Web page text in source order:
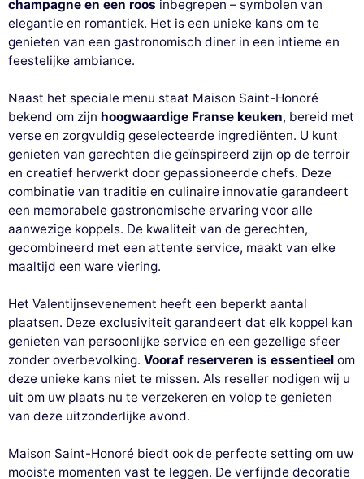
champagne en een roos inbegrepen – symbolen van
elegantie en romantiek. Het is een unieke kans om te
genieten van een gastronomisch diner in een intieme en
feestelijke ambiance.
Naast het speciale menu staat Maison Saint-Honoré
bekend om zijn hoogwaardige Franse keuken, bereid met
verse en zorgvuldig geselecteerde ingrediënten. U kunt
genieten van gerechten die geïnspireerd zijn op de terroir
en creatief herwerkt door gepassioneerde chefs. Deze
combinatie van traditie en culinaire innovatie garandeert
een memorabele gastronomische ervaring voor alle
aanwezige koppels. De kwaliteit van de gerechten,
gecombineerd met een attente service, maakt van elke
maaltijd een ware viering.
Het Valentijnsevenement heeft een beperkt aantal
plaatsen. Deze exclusiviteit garandeert dat elk koppel kan
genieten van persoonlijke service en een gezellige sfeer
zonder overbevolking. Vooraf reserveren is essentieel om
deze unieke kans niet te missen. Als reseller nodigen wij u
uit om uw plaats nu te verzekeren en volop te genieten
van deze uitzonderlijke avond.
Maison Saint-Honoré biedt ook de perfecte setting om uw
mooiste momenten vast te leggen. De verfijnde decoratie